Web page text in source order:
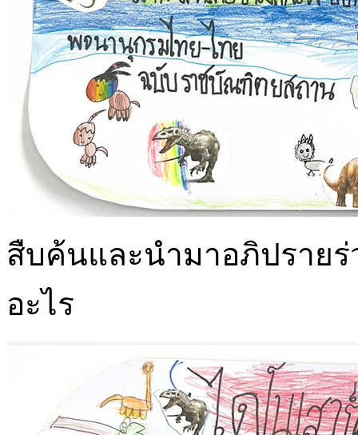
สืบค้นและนำมาอภิปรายร่
อะไร